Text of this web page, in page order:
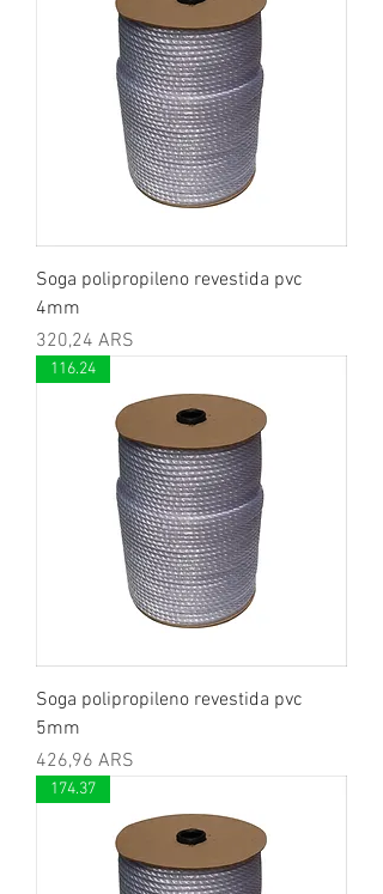
Soga polipropileno revestida pvc
4mm
Precio
320,24 ARS
116.24
Soga polipropileno revestida pvc
5mm
Precio
426,96 ARS
174.37